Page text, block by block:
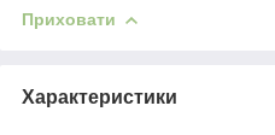
Приховати
Характеристики